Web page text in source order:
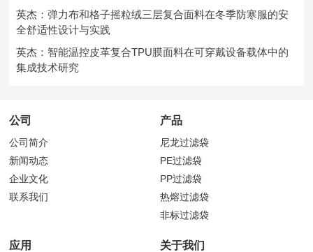
英杰：弹力布和格子摇粒绒三层复合面料在冬季防寒服的安
全舒适性设计与实践
英杰：智能温控皮革复合TPU膜面料在可穿戴设备载体中的
集成技术研究
公司
公司简介
新闻动态
企业文化
联系我们
产品
尼龙过滤袋
PE过滤袋
PP过滤袋
热熔过滤袋
非标过滤袋
应用 关于我们